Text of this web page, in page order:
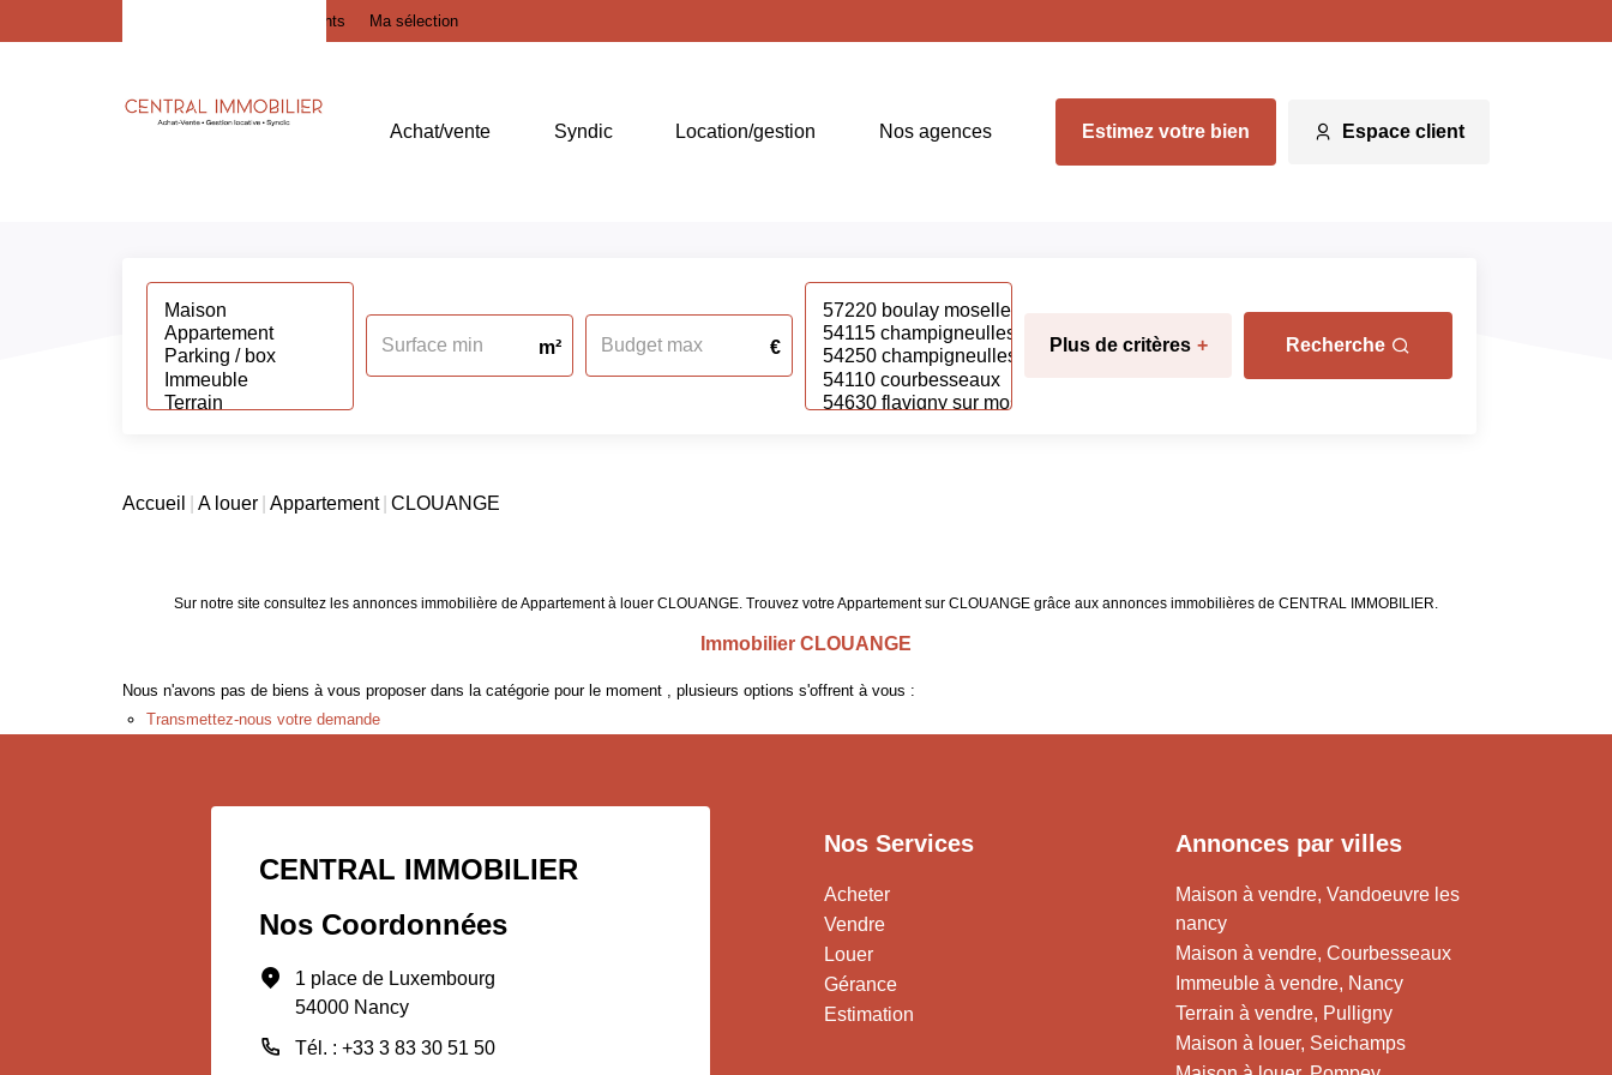
Extranets clients Ma sélection
Achat/vente Syndic Location/gestion Nos agences Estimez votre bien Espace client
m² € Plus de critères + Recherche
Accueil A louer Appartement CLOUANGE
Sur notre site consultez les annonces immobilière de Appartement à louer CLOUANGE. Trouvez votre Appartement sur CLOUANGE grâce aux annonces immobilières de CENTRAL IMMOBILIER.
Immobilier CLOUANGE
Nous n'avons pas de biens à vous proposer dans la catégorie pour le moment , plusieurs options s'offrent à vous :
Transmettez-nous votre demande
CENTRAL IMMOBILIER
Nos Coordonnées
1 place de Luxembourg
54000 Nancy
Tél. : +33 3 83 30 51 50
Nos Services
Acheter
Vendre
Louer
Gérance
Estimation
Annonces par villes
Maison à vendre, Vandoeuvre les
nancy
Maison à vendre, Courbesseaux
Immeuble à vendre, Nancy
Terrain à vendre, Pulligny
Maison à louer, Seichamps